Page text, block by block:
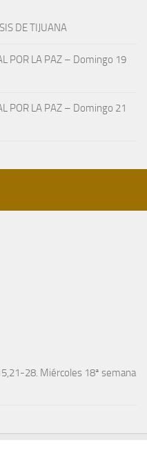
DE TIJUANA
POR LA PAZ – Domingo 19
POR LA PAZ – Domingo 21
28. Miércoles 18ª semana